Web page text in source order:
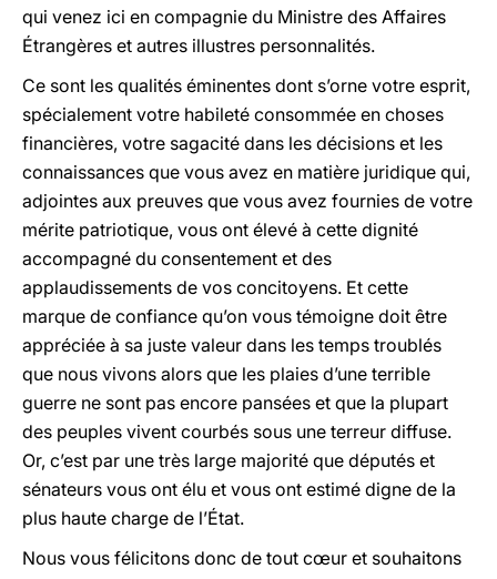
qui venez ici en compagnie du Ministre des Affaires
Étrangères et autres illustres personnalités.
Ce sont les qualités éminentes dont s’orne votre esprit,
spécialement votre habileté consommée en choses
financières, votre sagacité dans les décisions et les
connaissances que vous avez en matière juridique qui,
adjointes aux preuves que vous avez fournies de votre
mérite patriotique, vous ont élevé à cette dignité
accompagné du consentement et des
applaudissements de vos concitoyens. Et cette
marque de confiance qu’on vous témoigne doit être
appréciée à sa juste valeur dans les temps troublés
que nous vivons alors que les plaies d’une terrible
guerre ne sont pas encore pansées et que la plupart
des peuples vivent courbés sous une terreur diffuse.
Or, c’est par une très large majorité que députés et
sénateurs vous ont élu et vous ont estimé digne de la
plus haute charge de l’État.
Nous vous félicitons donc de tout cœur et souhaitons